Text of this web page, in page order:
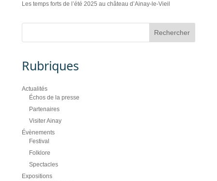
Les temps forts de l’été 2025 au château d’Ainay-le-Vieil
Rubriques
Actualités
Échos de la presse
Partenaires
Visiter Ainay
Évènements
Festival
Folklore
Spectacles
Expositions